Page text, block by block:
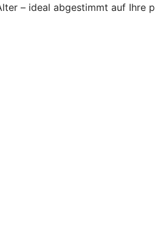
– ideal abgestimmt auf Ihre